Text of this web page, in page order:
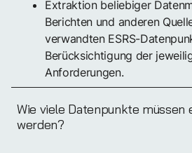
Extraktion beliebiger
Berichten und anderen
verwandten ESRS-
Berücksichtigung der
Anforderungen.
Wie viele Datenpunkte müssen
werden?